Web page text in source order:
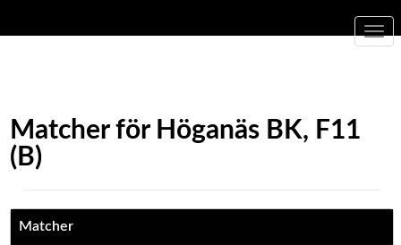
Matcher för Höganäs BK, F11
(B)
Matcher